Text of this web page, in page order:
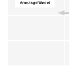
Armutsgefährdet